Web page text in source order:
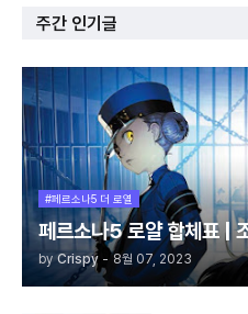
주간 인기글
#페르소나5 더 로열
페르소나5 로얄 합체표 |
by Crispy - 8월 07, 2023